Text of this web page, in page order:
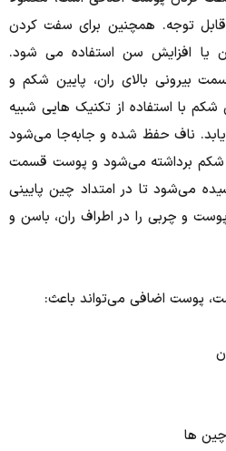
توجه. همچنین برای سفت کردن
یا افزایش سن استفاده می شود.
بیرونی بالای ران، پایین شکم و
با استفاده از تکنیک هایی شبیه
ناف حفظ شده و جابه‌جا می‌شود
برداشته می‌شود و پوست قسمت
می‌شود تا در امتداد چین پایینی
و چربی را در اطراف ران، باسن و
پوست اضافی می‌تواند باعث:
ها